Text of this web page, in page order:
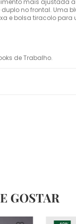
no frontal. Uma
e bolsa tiracolo
de Trabalho.
GOSTAR